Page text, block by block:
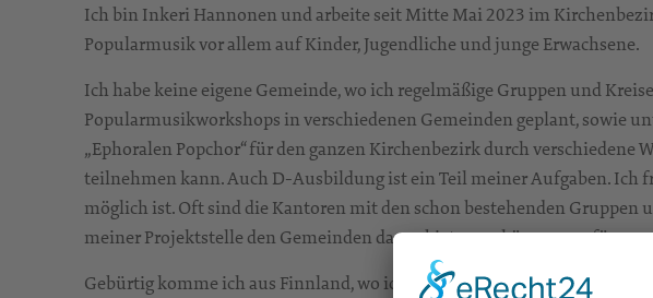
Ich bin Inkeri Hannonen und arbeite seit Mitte Mai 2023 im
Popularmusik vor allem auf Kinder, Jugendliche und junge Erwachsene.
Ich habe keine eigene Gemeinde, wo ich regelmäßige Gruppen und
Popularmusikworkshops in verschiedenen Gemeinden geplant, sowie
„Ephoralen Popchor“ für den ganzen Kirchenbezirk durch
teilnehmen kann. Auch D-Ausbildung ist ein Teil meiner Aufgaben. Ich
möglich ist. Oft sind die Kantoren mit den schon bestehenden
meiner Projektstelle den Gemeinden das anbieten zu können, wofür es
Gebürtig komme ich aus Finnland, wo ich auch mein Studium